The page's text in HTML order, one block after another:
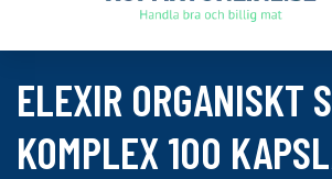
ELEXIR ORGANISKT
KOMPLEX 100